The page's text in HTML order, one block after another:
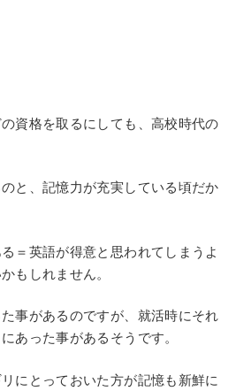
資格を取るにしても、高校時代の
と、記憶力が充実している頃だか
＝英語が得意と思われてしまうよ
もしれません。
事があるのですが、就活時にそれ
あった事があるそうです。
にとっておいた方が記憶も新鮮に